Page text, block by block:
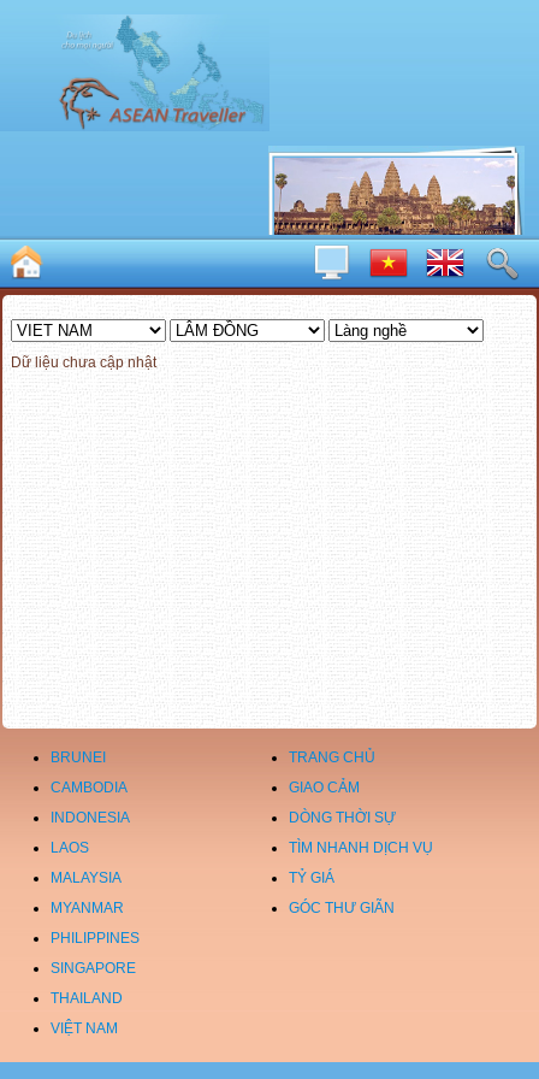
Dữ liệu chưa cập nhật
BRUNEI
TRANG CHỦ
CAMBODIA
GIAO CẢM
INDONESIA
DÒNG THỜI SỰ
LAOS
TÌM NHANH DỊCH VỤ
MALAYSIA
TỶ GIÁ
MYANMAR
GÓC THƯ GIÃN
PHILIPPINES
SINGAPORE
THAILAND
VIỆT NAM